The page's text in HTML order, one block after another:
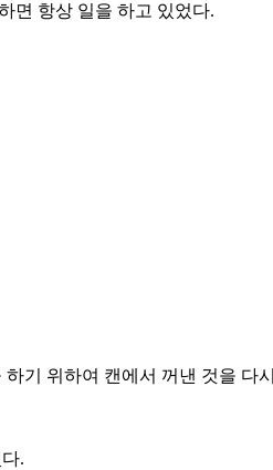
면 항상 일을 하고 있었다.
기 위하여 캔에서 꺼낸 것을 다
.